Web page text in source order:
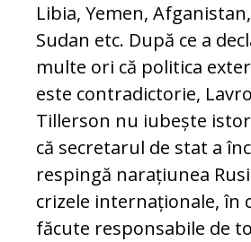
Libia, Yemen,
Sudan etc. Du­pă ce a
multe ori că pol­i­tica
este contradictorie,
Tillerson nu iubește
că secretarul de stat a
respingă narațiunea
crizele in­ternaționale, în
făcute res­pon­sabile de